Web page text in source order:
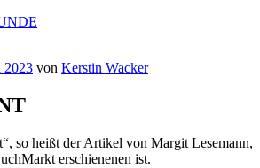
2023 von Kerstin Wacker
so heißt der Artikel von Margit Lesemann,
erschienenen ist.